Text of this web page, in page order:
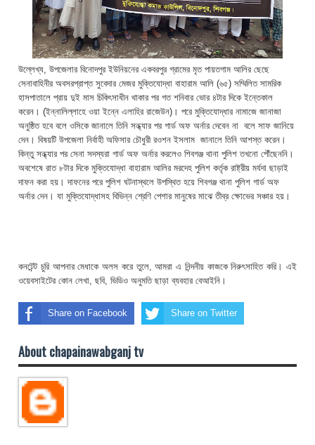
উল্লেখ্য, উপজেলার বিনোদপুর ইউনিয়নের একবরপুর গ্রামের মৃত পায়তগাম আলির ছেছে
সেনাবাহিনীর অবসরপ্রাপ্ত সুবেদার মেজর মুক্তিযোদ্ধা বাহারাম আলি (৬৫) সম্মিলিত সামরিক
হাসপাতালে প্রায় দুই মাস চিকিৎসাধীন থাকার পর গত শনিবার ভোর ৪টার দিকে ইন্তেকাল
করেন। (ইন্নালিল্লাহে ওয়া ইন্নে এলাহির রাজেউন)। পরে মুক্তিযোদ্ধার নামাজে জানাজা
অনুষ্ঠিত হবে বলে ওসিকে জানালে তিনি সন্ধ্যার পর গার্ড অফ অর্নার দেবেন না বলে সাফ জানিয়ে
দেন। বিষয়টি উপজেলা নির্বাহী অফিসার চৌধুরী রওশন ইসলাম জানালে তিনি আশস্ত করেন।
কিন্তু সন্ধ্যার পর সেনা সদস্যরা গার্ড অফ অর্নার করলেও শিবগঞ্জ থানা পুলিশ তখনো পৌঁছেননি।
অবশেষে রাত ৮টার দিকে মুক্তিযোদ্ধা বাহারাম আলির মরদেহ পুলিশ কর্তৃক রাষ্ট্রীয় মর্যদা ছাড়াই
দাফন করা হয়। দাফনের পরে পুলিশ ঘটনাস্থলে উপস্থিত হয়ে শিবগঞ্জ থানা পুলিশ গার্ড অফ
অর্নার দেন। যা মুক্তিযোদ্ধাসহ বিভিন্ন শ্রেণি পেশার মানুষের মাঝে তীব্র ক্ষোভের সঞ্চার হয়।
কনটেন্ট চুরি আপনার মেধাকে অলস করে তুলে, আমরা এ নিন্দনীয় কাজকে নিরুৎসাহিত করি। এই
ওয়েবসাইটের কোন লেখা, ছবি, ভিডিও অনুমতি ছাড়া ব্যবহার বেআইনি।
Share on Facebook Share on Twitter
About chapainawabganj tv